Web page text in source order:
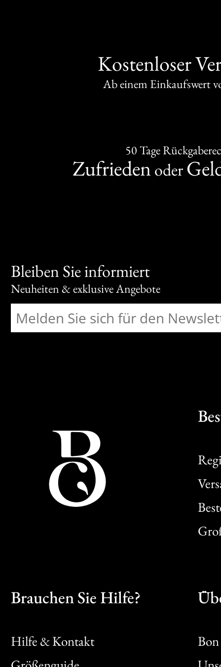
Kostenloser
Ab einem Einkaufswert
50 Tage
Zufrieden oder
Bleiben Sie informiert
Neuheiten & exklusive Angebote
Brauchen Sie Hilfe?
Hilfe & Kontakt